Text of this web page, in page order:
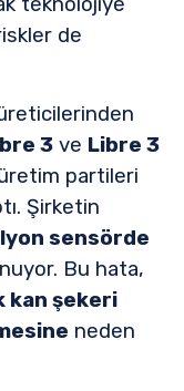
de
3 ve Libre 3
partileri
Şirketin
sensörde
Bu hata,
kan şekeri
neden